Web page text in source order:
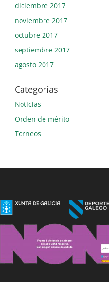
diciembre 2017
noviembre 2017
octubre 2017
septiembre 2017
agosto 2017
Categorías
Noticias
Orden de mérito
Torneos